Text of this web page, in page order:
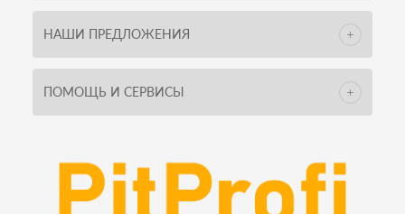
НАШИ ПРЕДЛОЖЕНИЯ
ПОМОЩЬ И СЕРВИСЫ